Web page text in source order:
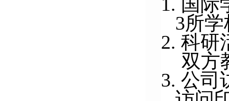
3所
2. 科研
双方
3. 公司